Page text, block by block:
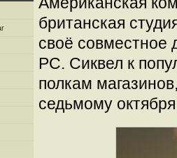
британская
своё совместное
PC. Сиквел к
полкам
седьмому